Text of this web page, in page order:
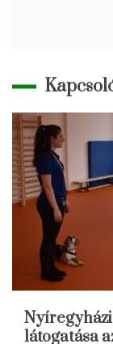
látogatása